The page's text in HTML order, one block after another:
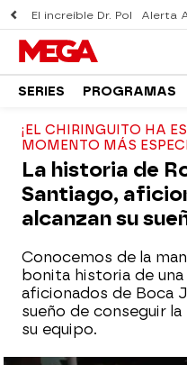
El increíble Dr. Pol Alerta
SERIES PROGRAMAS
¡EL CHIRINGUITO HA
MOMENTO MÁS
La historia de
Santiago,
alcanzan su
Conocemos de la
bonita historia de
aficionados de Boca
sueño de conseguir
su equipo.